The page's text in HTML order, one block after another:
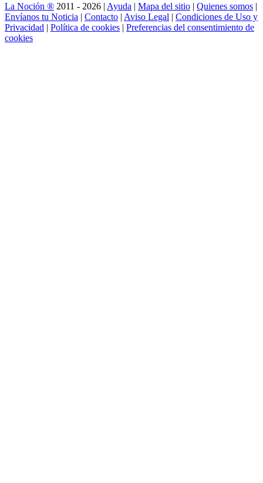
La Noción ® 2011 - 2026 | Ayuda | Mapa del sitio | Quienes somos |
Envíanos tu Noticia | Contacto | Aviso Legal | Condiciones de Uso y
Privacidad | Política de cookies | Preferencias del consentimiento de
cookies